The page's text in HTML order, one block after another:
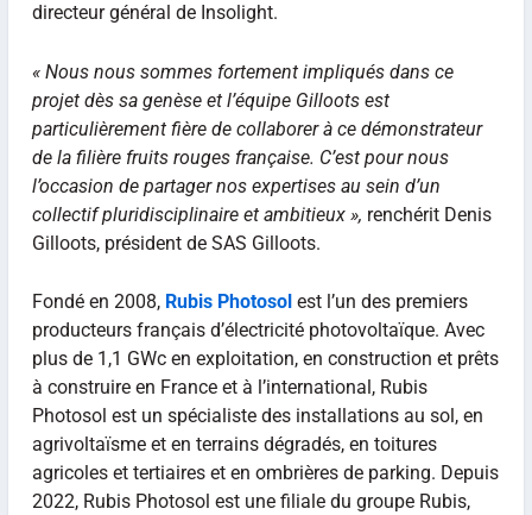
directeur général de Insolight.
« Nous nous sommes fortement impliqués dans ce
projet dès sa genèse et l’équipe Gilloots est
particulièrement fière de collaborer à ce démonstrateur
de la filière fruits rouges française. C’est pour nous
l’occasion de partager nos expertises au sein d’un
collectif pluridisciplinaire et ambitieux », renchérit Denis
Gilloots, président de SAS Gilloots.
Fondé en 2008, Rubis Photosol est l’un des premiers
producteurs français d’électricité photovoltaïque. Avec
plus de 1,1 GWc en exploitation, en construction et prêts
à construire en France et à l’international, Rubis
Photosol est un spécialiste des installations au sol, en
agrivoltaïsme et en terrains dégradés, en toitures
agricoles et tertiaires et en ombrières de parking. Depuis
2022, Rubis Photosol est une filiale du groupe Rubis,